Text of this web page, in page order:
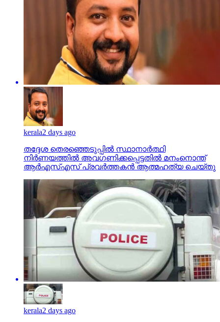
kerala2 days ago
തദ്ദേശ തെരഞ്ഞെടുപ്പില്‍ സ്ഥാനാര്‍ത്ഥി
നിര്‍ണയത്തില്‍ അവഗണിക്കപ്പെട്ടതില്‍ മനംനൊന്ത്
ആര്‍എസ്എസ് പ്രവര്‍ത്തകന്‍ ആത്മഹത്യ ചെയ്തു
kerala2 days ago